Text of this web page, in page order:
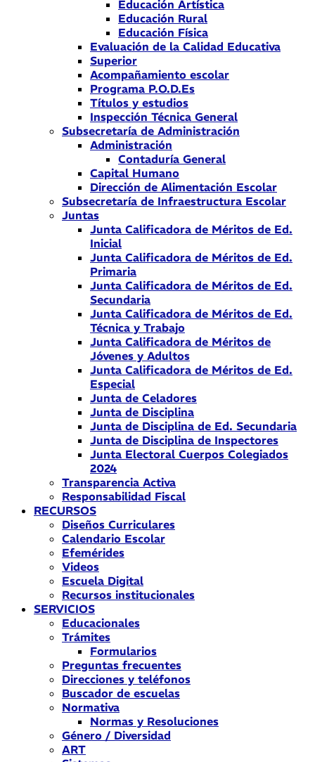
Educación Artística
Educación Rural
Educación Física
Evaluación de la Calidad Educativa
Superior
Acompañamiento escolar
Programa P.O.D.Es
Títulos y estudios
Inspección Técnica General
Subsecretaría de Administración
Administración
Contaduría General
Capital Humano
Dirección de Alimentación Escolar
Subsecretaría de Infraestructura Escolar
Juntas
Junta Calificadora de Méritos de Ed.
Inicial
Junta Calificadora de Méritos de Ed.
Primaria
Junta Calificadora de Méritos de Ed.
Secundaria
Junta Calificadora de Méritos de Ed.
Técnica y Trabajo
Junta Calificadora de Méritos de
Jóvenes y Adultos
Junta Calificadora de Méritos de Ed.
Especial
Junta de Celadores
Junta de Disciplina
Junta de Disciplina de Ed. Secundaria
Junta de Disciplina de Inspectores
Junta Electoral Cuerpos Colegiados
2024
Transparencia Activa
Responsabilidad Fiscal
RECURSOS
Diseños Curriculares
Calendario Escolar
Efemérides
Videos
Escuela Digital
Recursos institucionales
SERVICIOS
Educacionales
Trámites
Formularios
Preguntas frecuentes
Direcciones y teléfonos
Buscador de escuelas
Normativa
Normas y Resoluciones
Género / Diversidad
ART